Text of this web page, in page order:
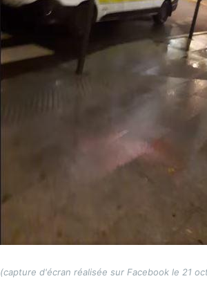
(capture d'écran réalisée sur Facebook le 21